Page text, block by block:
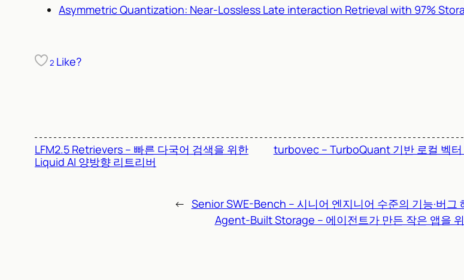
Asymmetric Quantization: Near-Lossless Late interaction Retrieval with 97%
2 Like?
LFM2.5 Retrievers – 빠른 다국어 검색을 위한
Liquid AI 양방향 리트리버
turbovec – TurboQuant 기반 로컬 벡터
← Senior SWE-Bench – 시니어 엔지니어 수준의 기능·버그
Agent-Built Storage – 에이전트가 만든 작은 앱을